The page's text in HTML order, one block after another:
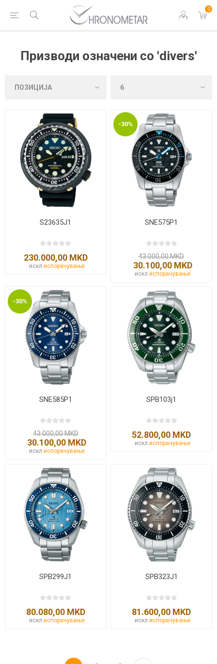
0
Призводи означени со 'divers'
S23635J1
230.000,00 MKD
искл. испорачување
-30%
SNE575P1
43.000,00 MKD
30.100,00 MKD
искл.испорачување
-30%
SNE585P1
43.000,00 MKD
30.100,00 MKD
искл.испорачување
SPB103j1
52.800,00 MKD
искл.испорачување
SPB299J1
80.080,00 MKD
искл.испорачување
SPB323J1
81.600,00 MKD
искл.испорачување